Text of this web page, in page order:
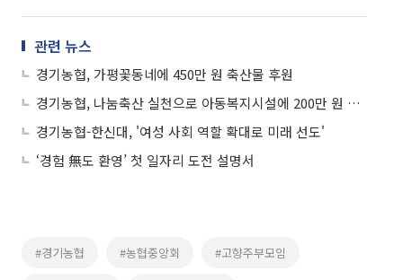
관련 뉴스
경기농협, 가평꽃동네에 450만 원 축산물 후원
경기농협, 나눔축산 실천으로 아동복지시설에 200만 원 상당 기부
경기농협-한신대, '여성 사회 역할 확대로 미래 선도'
‘경험 無도 환영’ 첫 일자리 도전 설명서
#경기농협 #농협중앙회 #고향주부모임